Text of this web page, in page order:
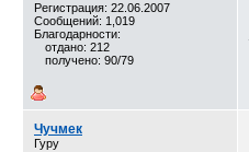
Регистрация: 22.06.2007
Сообщений: 1,019
Благодарности:
отдано: 212
получено: 90/79
Чучмек
Гуру